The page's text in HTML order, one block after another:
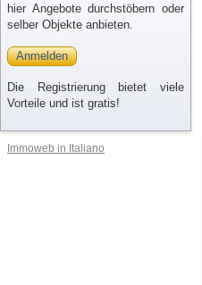
hier Angebote durchstöbern oder
selber Objekte anbieten.
Anmelden
Die Registrierung bietet viele
Vorteile und ist gratis!
Immoweb in Italiano